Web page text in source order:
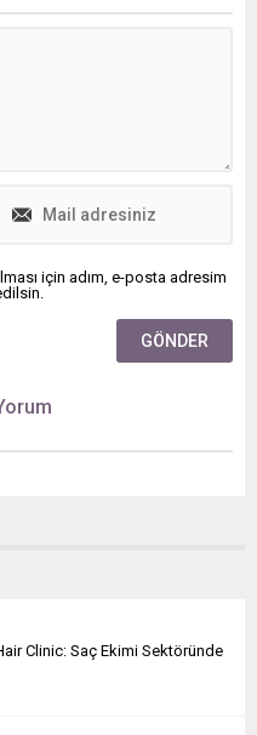
için adım, e-posta adresim
Clinic: Saç Ekimi Sektöründe